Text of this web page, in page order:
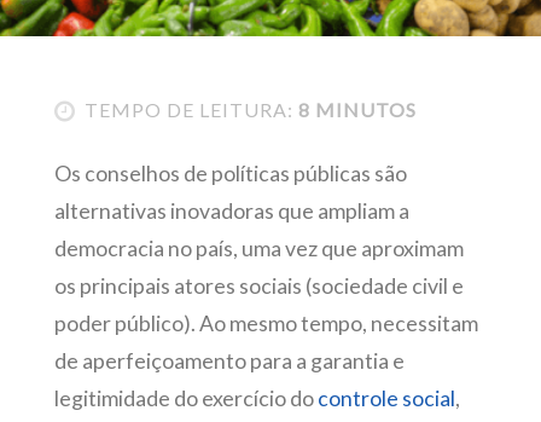
TEMPO DE LEITURA: 8 MINUTOS
Os conselhos de políticas públicas são
alternativas inovadoras que ampliam a
democracia no país, uma vez que aproximam
os principais atores sociais (sociedade civil e
poder público). Ao mesmo tempo, necessitam
de aperfeiçoamento para a garantia e
legitimidade do exercício docontrole social,